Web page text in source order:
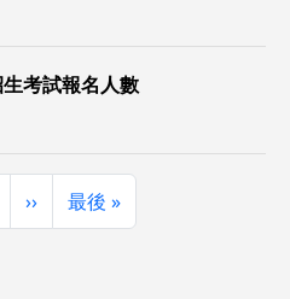
考試報名人數
下一頁
›› Last page
最後 »